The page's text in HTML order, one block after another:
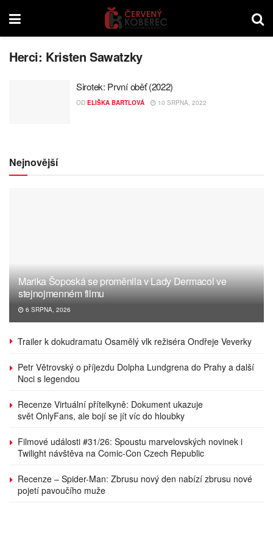
Herci: Kristen Sawatzky
Sirotek: První oběť (2022)
OD ELIŠKA BARTLOVÁ 10 SRPNA, 2022
Nejnovější
Marika Šoposká se proměnila v Lady Dermacol ve
stejnojmenném filmu
6 SRPNA, 2026
Trailer k dokudramatu Osamělý vlk režiséra Ondřeje Veverky
Petr Větrovský o příjezdu Dolpha Lundgrena do Prahy a další
Noci s legendou
Recenze Virtuální přítelkyně: Dokument ukazuje
svět OnlyFans, ale bojí se jít víc do hloubky
Filmové události #31/26: Spoustu marvelovských novinek i
Twilight návštěva na Comic-Con Czech Republic
Recenze – Spider-Man: Zbrusu nový den nabízí zbrusu nové
pojetí pavoučího muže